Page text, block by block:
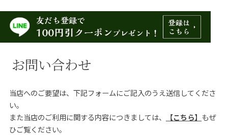
梅干しの商品一覧
梅酒の商品一覧
梅製品・その他の商品一覧
メニュー
トップページ
お問い合わせ
当店へのご要望は、下記フォームにご記入のうえ送信してくださ
い。
また当店のご利用に関する内容につきましては、
【こちら】 もぜ
ひご覧ください。